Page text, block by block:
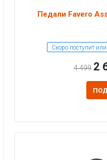
Педали Favero
Скоро поступит
4 499 2